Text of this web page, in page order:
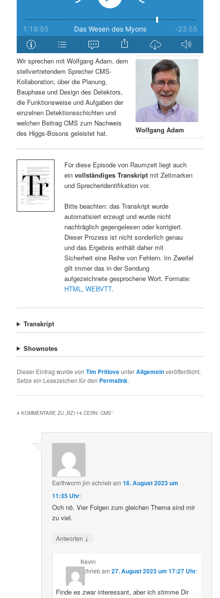
n
g
e
n
r
i
n
g
e
Wolfgang Adam
Wir sprechen mit Wolfgang Adam, dem
stellvertretendem Sprecher CMS-
Kollaboration, über die Planung,
Bauphase und Design des Detektors,
die Funktionsweise und Aufgaben der
einzelnen Detektionsschichten und
welchen Beitrag CMS zum Nachweis
des Higgs-Bosons geleistet hat.
Für diese Episode von Raumzeit liegt auch
ein vollständiges Transkriptmit Zeitmarken
und Sprecheridentifikation vor.
Bitte beachten: das Transkript wurde
automatisiert erzeugt und wurde nicht
nachträglich gegengelesen oder korrigiert.
Dieser Prozess ist nicht sonderlich genau
und das Ergebnis enthält daher mit
Sicherheit eine Reihe von Fehlern. Im Zweifel
gilt immer das in der Sendung
aufgezeichnete gesprochene Wort. Formate:
HTML, WEBVTT.
Transkript
Shownotes
Dieser Eintrag wurde vonTim PritloveunterAllgemeinveröffentlicht.
Setze ein Lesezeichen für den Permalink.
4 KOMMENTARE ZU „RZ114 CERN: CMS“
Earthworm jim schriebam16. August 2023 um
11:35 Uhr:
Och nö. Vier Folgen zum gleichen Thema sind mir
zu viel.
Antworten ↓
Kevin
schriebam 27. August 2023 um 17:27 Uhr:
Finde es zwar interessant, aber ich stimme Dir